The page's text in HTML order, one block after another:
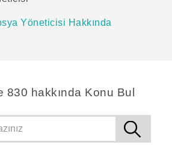
Yöneticisi Hakkında
830 hakkında Konu Bul